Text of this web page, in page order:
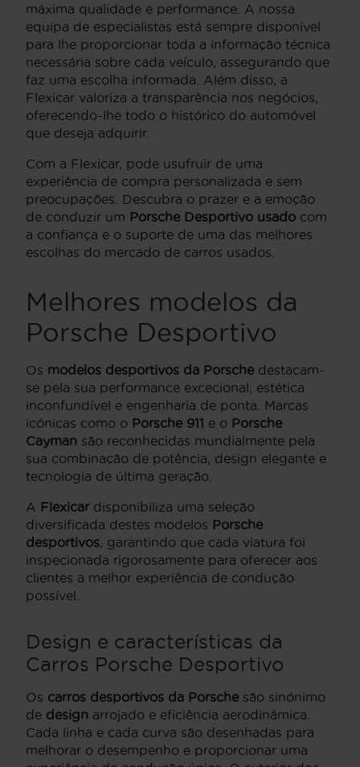
máxima qualidade e performance. A nossa
equipa de especialistas está sempre disponível
para lhe proporcionar toda a informação técnica
necessária sobre cada veículo, assegurando que
faz uma escolha informada. Além disso, a
Flexicar valoriza a transparência nos negócios,
oferecendo-lhe todo o histórico do automóvel
que deseja adquirir.
Com a Flexicar, pode usufruir de uma
experiência de compra personalizada e sem
preocupações. Descubra o prazer e a emoção
de conduzir um Porsche Desportivo usado com
a confiança e o suporte de uma das melhores
escolhas do mercado de carros usados.
Melhores modelos da
Porsche Desportivo
Os modelos desportivos da Porsche destacam-
se pela sua performance excecional, estética
inconfundível e engenharia de ponta. Marcas
icónicas como o Porsche 911 e o Porsche
Cayman são reconhecidas mundialmente pela
sua combinação de potência, design elegante e
tecnologia de última geração.
A Flexicardisponibiliza uma seleção
diversificada destes modelos Porsche
desportivos, garantindo que cada viatura foi
inspecionada rigorosamente para oferecer aos
clientes a melhor experiência de condução
possível.
Design e características da
Carros Porsche Desportivo
Os carros desportivos da Porsche são sinónimo
de design arrojado e eficiência aerodinâmica.
Cada linha e cada curva são desenhadas para
melhorar o desempenho e proporcionar uma